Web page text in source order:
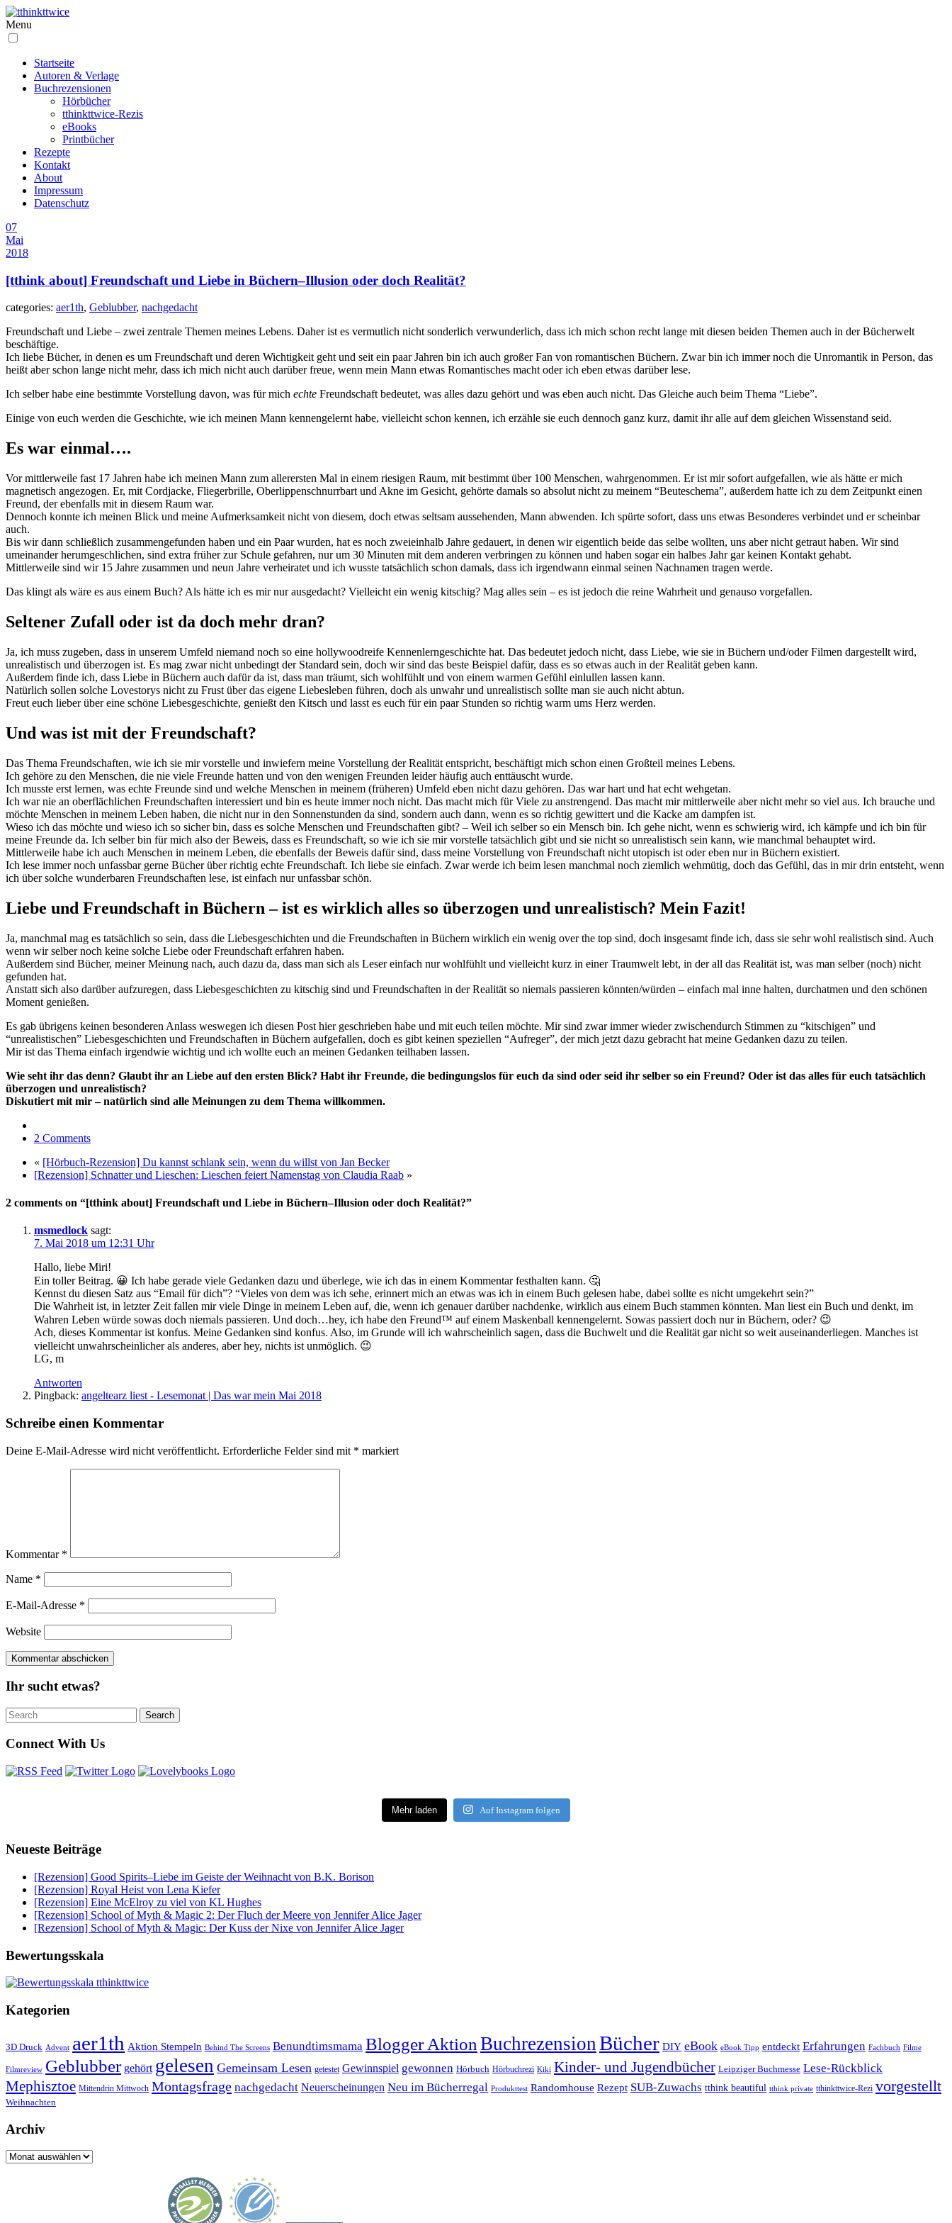
Menu
Startseite
Autoren & Verlage
Buchrezensionen
Hörbücher
tthinkttwice-Rezis
eBooks
Printbücher
Rezepte
Kontakt
About
Impressum
Datenschutz
07
Mai
2018
[tthink about] Freundschaft und Liebe in Büchern–Illusion oder doch Realität?
categories: aer1th, Geblubber, nachgedacht
Freundschaft und Liebe – zwei zentrale Themen meines Lebens. Daher ist es vermutlich nicht sonderlich verwunderlich, dass ich mich schon recht lange mit diesen beiden Themen auch in der Bücherwelt
beschäftige.
Ich liebe Bücher, in denen es um Freundschaft und deren Wichtigkeit geht und seit ein paar Jahren bin ich auch großer Fan von romantischen Büchern. Zwar bin ich immer noch die Unromantik in Person, das
heißt aber schon lange nicht mehr, dass ich mich nicht auch darüber freue, wenn mein Mann etwas Romantisches macht oder ich eben etwas darüber lese.
Ich selber habe eine bestimmte Vorstellung davon, was für mich echte Freundschaft bedeutet, was alles dazu gehört und was eben auch nicht. Das Gleiche auch beim Thema “Liebe”.
Einige von euch werden die Geschichte, wie ich meinen Mann kennengelernt habe, vielleicht schon kennen, ich erzähle sie euch dennoch ganz kurz, damit ihr alle auf dem gleichen Wissenstand seid.
Es war einmal….
Vor mittlerweile fast 17 Jahren habe ich meinen Mann zum allerersten Mal in einem riesigen Raum, mit bestimmt über 100 Menschen, wahrgenommen. Er ist mir sofort aufgefallen, wie als hätte er mich
magnetisch angezogen. Er, mit Cordjacke, Fliegerbrille, Oberlippenschnurrbart und Akne im Gesicht, gehörte damals so absolut nicht zu meinem “Beuteschema”, außerdem hatte ich zu dem Zeitpunkt einen
Freund, der ebenfalls mit in diesem Raum war.
Dennoch konnte ich meinen Blick und meine Aufmerksamkeit nicht von diesem, doch etwas seltsam aussehenden, Mann abwenden. Ich spürte sofort, dass uns etwas Besonderes verbindet und er scheinbar
auch.
Bis wir dann schließlich zusammengefunden haben und ein Paar wurden, hat es noch zweieinhalb Jahre gedauert, in denen wir eigentlich beide das selbe wollten, uns aber nicht getraut haben. Wir sind
umeinander herumgeschlichen, sind extra früher zur Schule gefahren, nur um 30 Minuten mit dem anderen verbringen zu können und haben sogar ein halbes Jahr gar keinen Kontakt gehabt.
Mittlerweile sind wir 15 Jahre zusammen und neun Jahre verheiratet und ich wusste tatsächlich schon damals, dass ich irgendwann einmal seinen Nachnamen tragen werde.
Das klingt als wäre es aus einem Buch? Als hätte ich es mir nur ausgedacht? Vielleicht ein wenig kitschig? Mag alles sein – es ist jedoch die reine Wahrheit und genauso vorgefallen.
Seltener Zufall oder ist da doch mehr dran?
Ja, ich muss zugeben, dass in unserem Umfeld niemand noch so eine hollywoodreife Kennenlerngeschichte hat. Das bedeutet jedoch nicht, dass Liebe, wie sie in Büchern und/oder Filmen dargestellt wird,
unrealistisch und überzogen ist. Es mag zwar nicht unbedingt der Standard sein, doch wir sind das beste Beispiel dafür, dass es so etwas auch in der Realität geben kann.
Außerdem finde ich, dass Liebe in Büchern auch dafür da ist, dass man träumt, sich wohlfühlt und von einem warmen Gefühl einlullen lassen kann.
Natürlich sollen solche Lovestorys nicht zu Frust über das eigene Liebesleben führen, doch als unwahr und unrealistisch sollte man sie auch nicht abtun.
Freut euch lieber über eine schöne Liebesgeschichte, genießt den Kitsch und lasst es euch für ein paar Stunden so richtig warm ums Herz werden.
Und was ist mit der Freundschaft?
Das Thema Freundschaften, wie ich sie mir vorstelle und inwiefern meine Vorstellung der Realität entspricht, beschäftigt mich schon einen Großteil meines Lebens.
Ich gehöre zu den Menschen, die nie viele Freunde hatten und von den wenigen Freunden leider häufig auch enttäuscht wurde.
Ich musste erst lernen, was echte Freunde sind und welche Menschen in meinem (früheren) Umfeld eben nicht dazu gehören. Das war hart und hat echt wehgetan.
Ich war nie an oberflächlichen Freundschaften interessiert und bin es heute immer noch nicht. Das macht mich für Viele zu anstrengend. Das macht mir mittlerweile aber nicht mehr so viel aus. Ich brauche und
möchte Menschen in meinem Leben haben, die nicht nur in den Sonnenstunden da sind, sondern auch dann, wenn es so richtig gewittert und die Kacke am dampfen ist.
Wieso ich das möchte und wieso ich so sicher bin, dass es solche Menschen und Freundschaften gibt? – Weil ich selber so ein Mensch bin. Ich gehe nicht, wenn es schwierig wird, ich kämpfe und ich bin für
meine Freunde da. Ich selber bin für mich also der Beweis, dass es Freundschaft, so wie ich sie mir vorstelle tatsächlich gibt und sie nicht so unrealistisch sein kann, wie manchmal behauptet wird.
Mittlerweile habe ich auch Menschen in meinem Leben, die ebenfalls der Beweis dafür sind, dass meine Vorstellung von Freundschaft nicht utopisch ist oder eben nur in Büchern existiert.
Ich lese immer noch unfassbar gerne Bücher über richtig echte Freundschaft. Ich liebe sie einfach. Zwar werde ich beim lesen manchmal noch ziemlich wehmütig, doch das Gefühl, das in mir drin entsteht, wenn
ich über solche wunderbaren Freundschaften lese, ist einfach nur unfassbar schön.
Liebe und Freundschaft in Büchern – ist es wirklich alles so überzogen und unrealistisch? Mein Fazit!
Ja, manchmal mag es tatsächlich so sein, dass die Liebesgeschichten und die Freundschaften in Büchern wirklich ein wenig over the top sind, doch insgesamt finde ich, dass sie sehr wohl realistisch sind. Auch
wenn wir selber noch keine solche Liebe oder Freundschaft erfahren haben.
Außerdem sind Bücher, meiner Meinung nach, auch dazu da, dass man sich als Leser einfach nur wohlfühlt und vielleicht kurz in einer Traumwelt lebt, in der all das Realität ist, was man selber (noch) nicht
gefunden hat.
Anstatt sich also darüber aufzuregen, dass Liebesgeschichten zu kitschig sind und Freundschaften in der Realität so niemals passieren könnten/würden – einfach mal inne halten, durchatmen und den schönen
Moment genießen.
Es gab übrigens keinen besonderen Anlass weswegen ich diesen Post hier geschrieben habe und mit euch teilen möchte. Mir sind zwar immer wieder zwischendurch Stimmen zu “kitschigen” und
“unrealistischen” Liebesgeschichten und Freundschaften in Büchern aufgefallen, doch es gibt keinen speziellen “Aufreger”, der mich jetzt dazu gebracht hat meine Gedanken dazu zu teilen.
Mir ist das Thema einfach irgendwie wichtig und ich wollte euch an meinen Gedanken teilhaben lassen.
Wie seht ihr das denn? Glaubt ihr an Liebe auf den ersten Blick? Habt ihr Freunde, die bedingungslos für euch da sind oder seid ihr selber so ein Freund? Oder ist das alles für euch tatsächlich
überzogen und unrealistisch?
Diskutiert mit mir – natürlich sind alle Meinungen zu dem Thema willkommen.
2 Comments
« [Hörbuch-Rezension] Du kannst schlank sein, wenn du willst von Jan Becker
[Rezension] Schnatter und Lieschen: Lieschen feiert Namenstag von Claudia Raab »
2 comments on “[tthink about] Freundschaft und Liebe in Büchern–Illusion oder doch Realität?”
msmedlock sagt:
7. Mai 2018 um 12:31 Uhr
Hallo, liebe Miri!
Ein toller Beitrag. 😀 Ich habe gerade viele Gedanken dazu und überlege, wie ich das in einem Kommentar festhalten kann. 🤔
Kennst du diesen Satz aus “Email für dich”? “Vieles von dem was ich sehe, erinnert mich an etwas was ich in einem Buch gelesen habe, dabei sollte es nicht umgekehrt sein?”
Die Wahrheit ist, in letzter Zeit fallen mir viele Dinge in meinem Leben auf, die, wenn ich genauer darüber nachdenke, wirklich aus einem Buch stammen könnten. Man liest ein Buch und denkt, im
Wahren Leben würde sowas doch niemals passieren. Und doch…hey, ich habe den Freund™ auf einem Maskenball kennengelernt. Sowas passiert doch nur in Büchern, oder? 😉
Ach, dieses Kommentar ist konfus. Meine Gedanken sind konfus. Also, im Grunde will ich wahrscheinlich sagen, dass die Buchwelt und die Realität gar nicht so weit auseinanderliegen. Manches ist
vielleicht unwahrscheinlicher als anderes, aber hey, nichts ist unmöglich. 😉
LG, m
Antworten
Pingback: angeltearz liest - Lesemonat | Das war mein Mai 2018
Schreibe einen Kommentar
Deine E-Mail-Adresse wird nicht veröffentlicht. Erforderliche Felder sind mit * markiert
Kommentar *
Name *
E-Mail-Adresse *
Website
Ihr sucht etwas?
Search
for:
Search
Connect With Us
Mehr laden Auf Instagram folgen
Neueste Beiträge
[Rezension] Good Spirits–Liebe im Geiste der Weihnacht von B.K. Borison
[Rezension] Royal Heist von Lena Kiefer
[Rezension] Eine McElroy zu viel von KL Hughes
[Rezension] School of Myth & Magic 2: Der Fluch der Meere von Jennifer Alice Jager
[Rezension] School of Myth & Magic: Der Kuss der Nixe von Jennifer Alice Jager
Bewertungsskala
Kategorien
3D Druck Advent aer1th Aktion Stempeln Behind The Screens Benundtimsmama Blogger Aktion Buchrezension Bücher DIY eBook eBook Tipp entdeckt Erfahrungen Fachbuch Filme
Filmreview Geblubber gehört gelesen Gemeinsam Lesen getestet Gewinnspiel gewonnen Hörbuch Hörbuchrezi Kiki Kinder- und Jugendbücher Leipziger Buchmesse Lese-Rückblick
Mephisztoe Mittendrin Mittwoch Montagsfrage nachgedacht Neuerscheinungen Neu im Bücherregal Produkttest Randomhouse Rezept SUB-Zuwachs tthink beautiful tthink private tthinkttwice-Rezi vorgestellt
Weihnachten
Archiv
Archiv